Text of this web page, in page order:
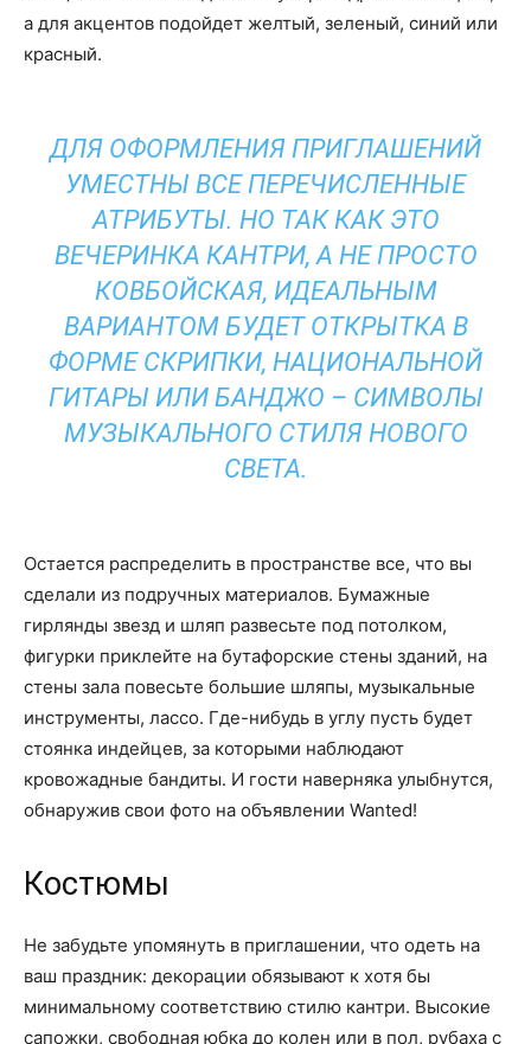
а для акцентов подойдет желтый, зеленый, синий или
красный.
ДЛЯ ОФОРМЛЕНИЯ ПРИГЛАШЕНИЙ
УМЕСТНЫ ВСЕ ПЕРЕЧИСЛЕННЫЕ
АТРИБУТЫ. НО ТАК КАК ЭТО
ВЕЧЕРИНКА КАНТРИ, А НЕ ПРОСТО
КОВБОЙСКАЯ, ИДЕАЛЬНЫМ
ВАРИАНТОМ БУДЕТ ОТКРЫТКА В
ФОРМЕ СКРИПКИ, НАЦИОНАЛЬНОЙ
ГИТАРЫ ИЛИ БАНДЖО – СИМВОЛЫ
МУЗЫКАЛЬНОГО СТИЛЯ НОВОГО
СВЕТА.
Остается распределить в пространстве все, что вы
сделали из подручных материалов. Бумажные
гирлянды звезд и шляп развесьте под потолком,
фигурки приклейте на бутафорские стены зданий, на
стены зала повесьте большие шляпы, музыкальные
инструменты, лассо. Где-нибудь в углу пусть будет
стоянка индейцев, за которыми наблюдают
кровожадные бандиты. И гости наверняка улыбнутся,
обнаружив свои фото на объявлении Wanted!
Костюмы
Не забудьте упомянуть в приглашении, что одеть на
ваш праздник: декорации обязывают к хотя бы
минимальному соответствию стилю кантри. Высокие
сапожки, свободная юбка до колен или в пол, рубаха с